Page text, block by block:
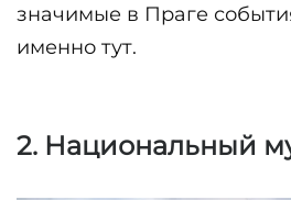
значимые в Праге
2. Национальный